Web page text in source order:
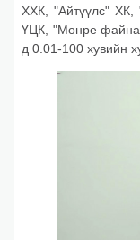
ХХК, "Айтүүлс" ХК,
ҮЦК, "Монре
д 0.01-100 хувийн